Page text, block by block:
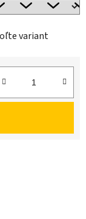
variant